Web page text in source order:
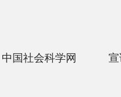
中国社会科学网 宣